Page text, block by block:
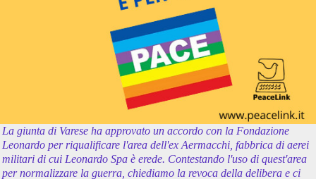
La giunta di Varese ha approvato un accordo con la Fondazione
Leonardo per riqualificare l'area dell'ex Aermacchi, fabbrica di aerei
militari di cui Leonardo Spa è erede. Contestando l'uso di quest'area
per normalizzare la guerra, chiediamo la revoca della delibera e ci